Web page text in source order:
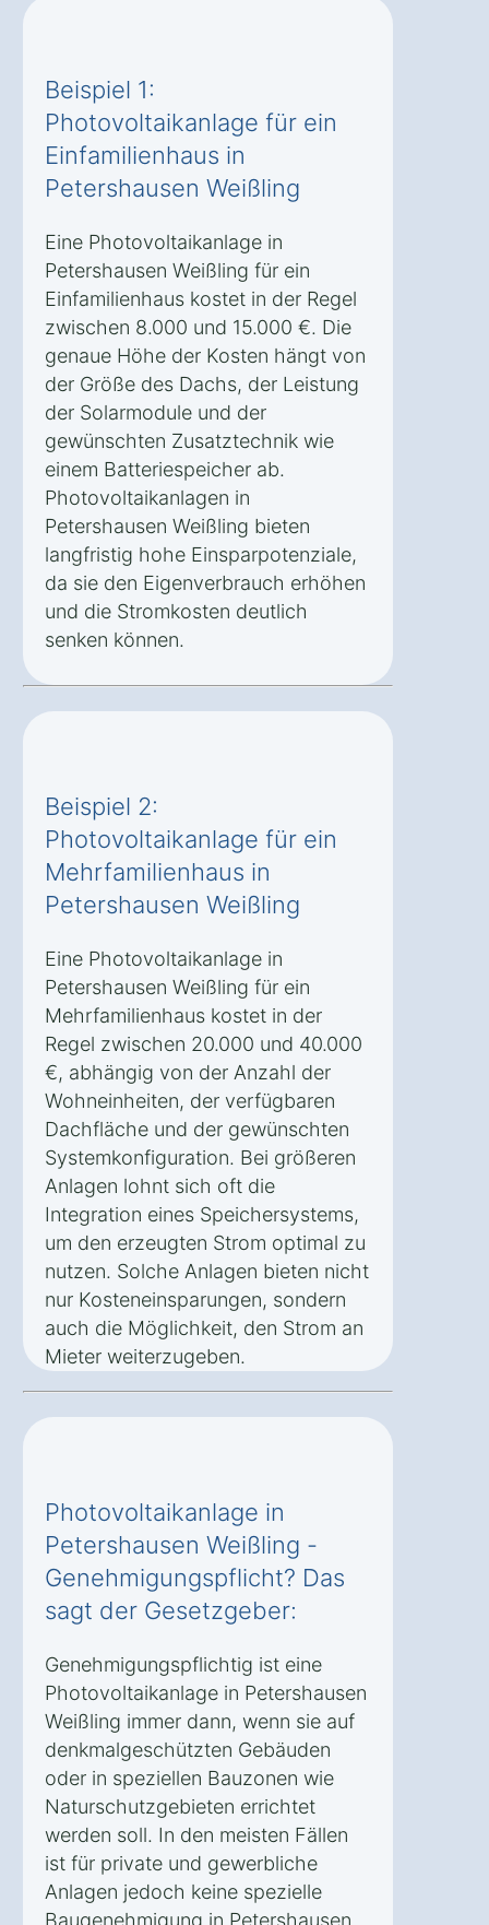
Beispiel 1:
Photovoltaikanlage für ein
Einfamilienhaus in
Petershausen Weißling
Eine Photovoltaikanlage in
Petershausen Weißling für ein
Einfamilienhaus kostet in der Regel
zwischen 8.000 und 15.000 €. Die
genaue Höhe der Kosten hängt von
der Größe des Dachs, der Leistung
der Solarmodule und der
gewünschten Zusatztechnik wie
einem Batteriespeicher ab.
Photovoltaikanlagen in
Petershausen Weißling bieten
langfristig hohe Einsparpotenziale,
da sie den Eigenverbrauch erhöhen
und die Stromkosten deutlich
senken können.
Beispiel 2:
Photovoltaikanlage für ein
Mehrfamilienhaus in
Petershausen Weißling
Eine Photovoltaikanlage in
Petershausen Weißling für ein
Mehrfamilienhaus kostet in der
Regel zwischen 20.000 und 40.000
€, abhängig von der Anzahl der
Wohneinheiten, der verfügbaren
Dachfläche und der gewünschten
Systemkonfiguration. Bei größeren
Anlagen lohnt sich oft die
Integration eines Speichersystems,
um den erzeugten Strom optimal zu
nutzen. Solche Anlagen bieten nicht
nur Kosteneinsparungen, sondern
auch die Möglichkeit, den Strom an
Mieter weiterzugeben.
Photovoltaikanlage in
Petershausen Weißling -
Genehmigungspflicht? Das
sagt der Gesetzgeber:
Genehmigungspflichtig ist eine
Photovoltaikanlage in Petershausen
Weißling immer dann, wenn sie auf
denkmalgeschützten Gebäuden
oder in speziellen Bauzonen wie
Naturschutzgebieten errichtet
werden soll. In den meisten Fällen
ist für private und gewerbliche
Anlagen jedoch keine spezielle
Baugenehmigung in Petershausen